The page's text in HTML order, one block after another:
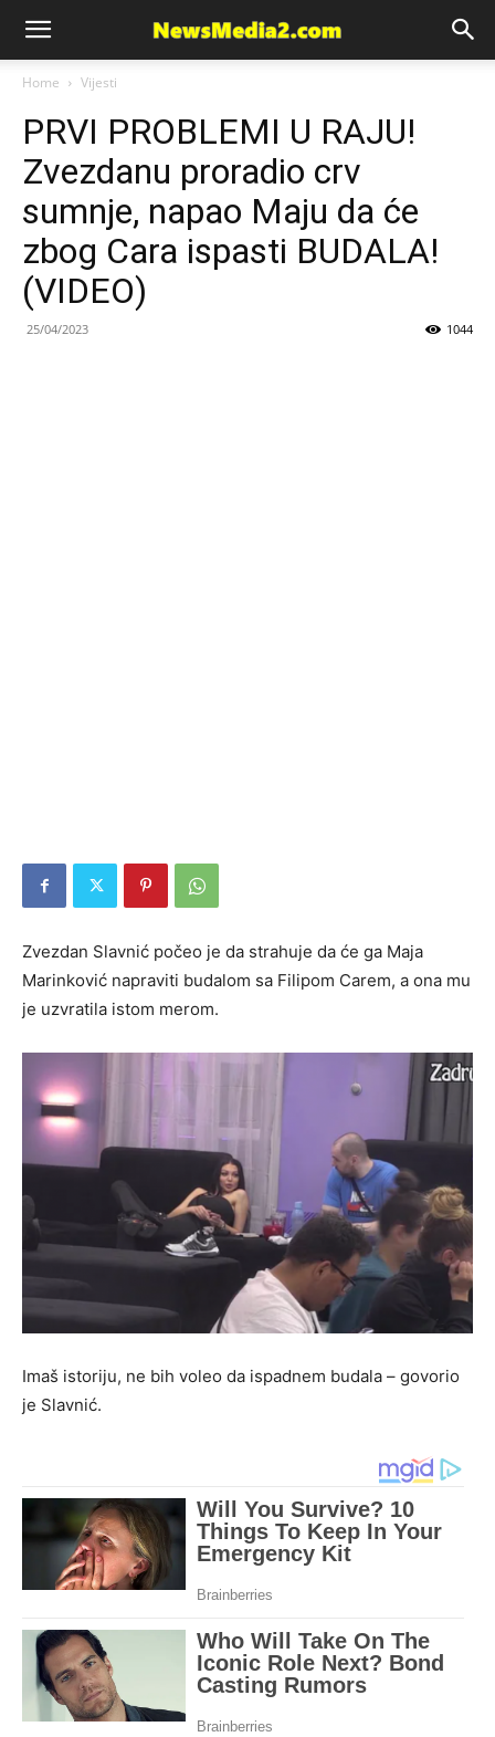
News
Media
Home Vijesti
PRVI PROBLEMI U RAJU!
Zvezdanu proradio crv
sumnje, napao Maju da će
zbog Cara ispasti BUDALA!
(VIDEO)
25/04/2023 1044
Zvezdan Slavnić počeo je da strahuje da će ga Maja
Marinković napraviti budalom sa Filipom Carem, a ona mu
je uzvratila istom merom.
Imaš istoriju, ne bih voleo da ispadnem budala – govorio
je Slavnić.